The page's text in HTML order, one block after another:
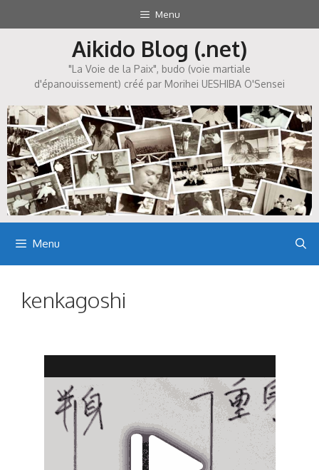
au
Menu
Aikido Blog (.net)
"La Voie de la Paix", budo (voie martiale
d'épanouissement) créé par Morihei UESHIBA O'Sensei
Menu
kenkagoshi